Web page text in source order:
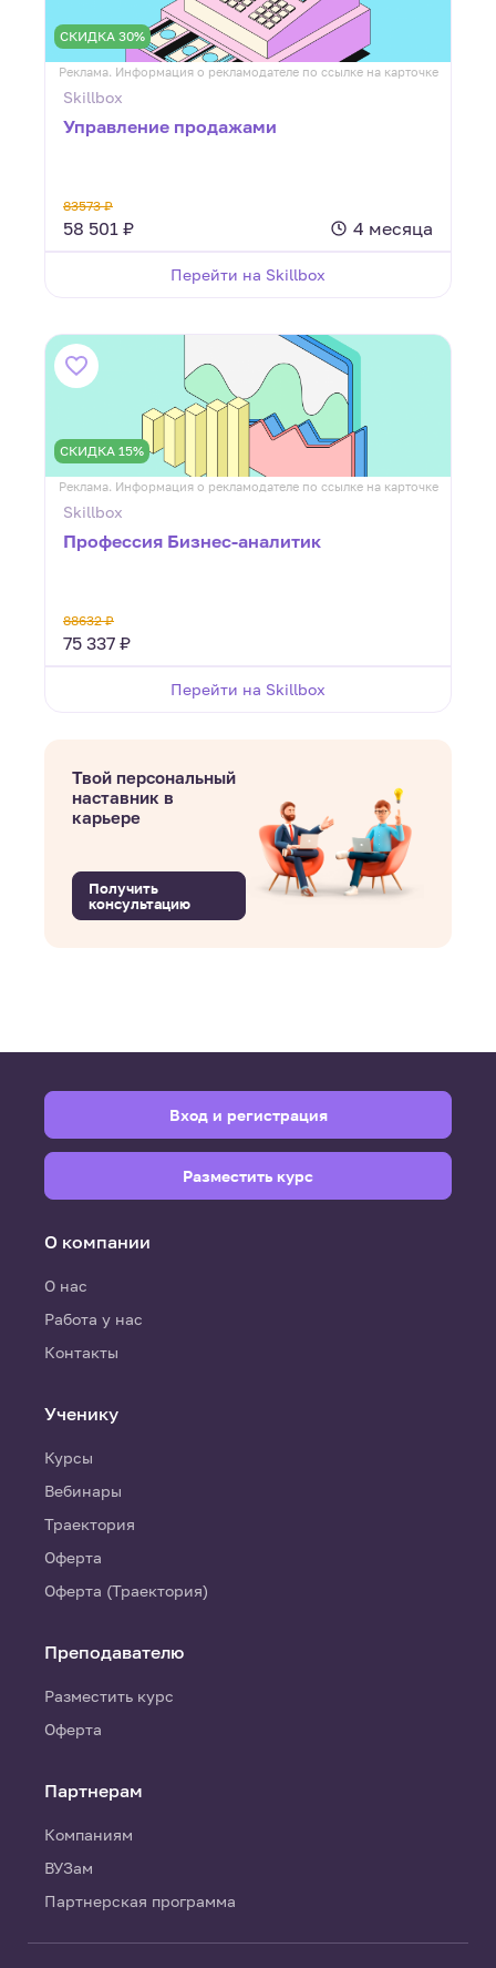
СКИДКА 30%
Реклама. Информация о рекламодателе по ссылке на карточке
Skillbox
Управление продажами
83573 ₽
58 501 ₽ 4 месяца
Перейти на Skillbox
СКИДКА 15%
Реклама. Информация о рекламодателе по ссылке на карточке
Skillbox
Профессия Бизнес-аналитик
88632 ₽
75 337 ₽
Перейти на Skillbox
Твой персональный
наставник в
карьере
Получить
консультацию
О компании
О нас
Работа у нас
Контакты
Ученику
Курсы
Вебинары
Траектория
Оферта
Оферта (Траектория)
Преподавателю
Разместить курс
Оферта
Партнерам
Компаниям
ВУЗам
Партнерская программа
Вход и регистрация
Разместить курс